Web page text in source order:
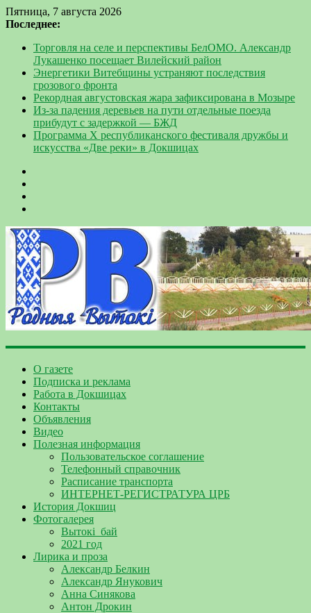
Пятница, 7 августа 2026
Последнее:
Торговля на селе и перспективы БелОМО. Александр
Лукашенко посещает Вилейский район
Энергетики Витебщины устраняют последствия
грозового фронта
Рекордная августовская жара зафиксирована в Мозыре
Из-за падения деревьев на пути отдельные поезда
прибудут с задержкой — БЖД
Программа Х республиканского фестиваля дружбы и
искусства «Две реки» в Докшицах
О газете
Подписка и реклама
Работа в Докшицах
Контакты
Объявления
Видео
Полезная информация
Пользовательское соглашение
Телефонный справочник
Расписание транспорта
ИНТЕРНЕТ-РЕГИСТРАТУРА ЦРБ
История Докшиц
Фотогалерея
Вытокі_бай
2021 год
Лирика и проза
Александр Белкин
Александр Янукович
Анна Синякова
Антон Дрокин